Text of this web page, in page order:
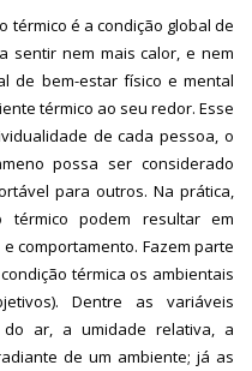
térmico é a condição global de
sentir nem mais calor, e nem
de bem-estar físico e mental
térmico ao seu redor. Esse
de cada pessoa, o
possa ser considerado
para outros. Na prática,
podem resultar em
comportamento. Fazem parte
térmica os ambientais
Dentre as variáveis
do ar, a umidade relativa, a
de um ambiente; já as